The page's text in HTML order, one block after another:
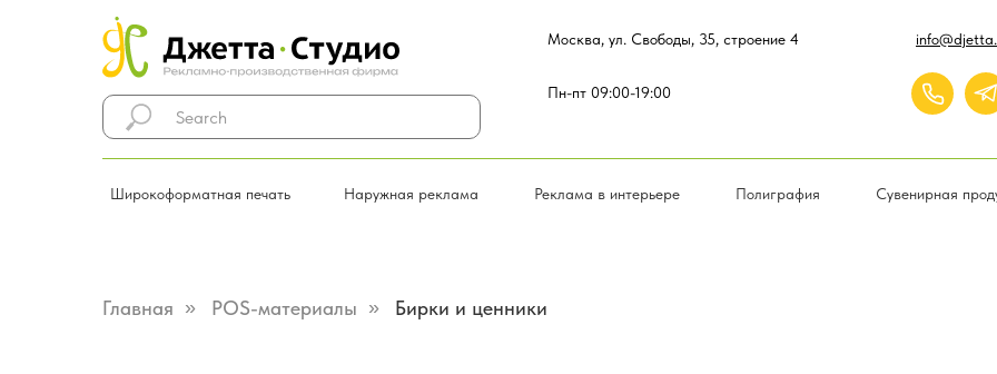
Москва, ул. Свободы, 35, строение 4
Пн-пт 09:00-19:00
Наружная реклама
Широкоформатная печать Реклама в интерьере Полиграфия Сувенирная
Главная » POS-материалы » Бирки и ценники